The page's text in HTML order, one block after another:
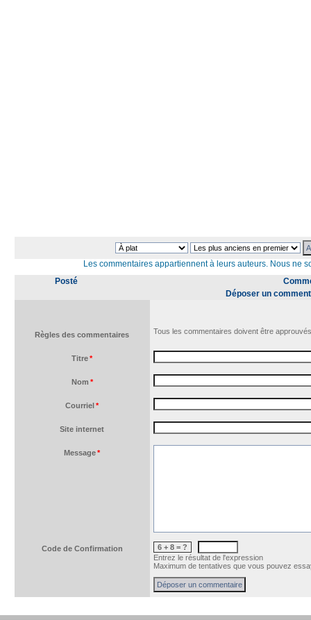
Les commentaires appartiennent à leurs auteurs. Nous ne
Posté
Déposer un
Règles des commentaires Tous les commentaires doivent être
Titre *
Nom *
Courriel *
Site internet
Message *
Code de Confirmation
6 + 8 = ?
Entrez le résultat de l'expression
Maximum de tentatives que vous pouvez